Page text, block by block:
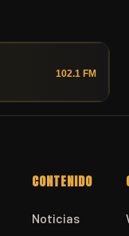
CONTENIDO
Noticias